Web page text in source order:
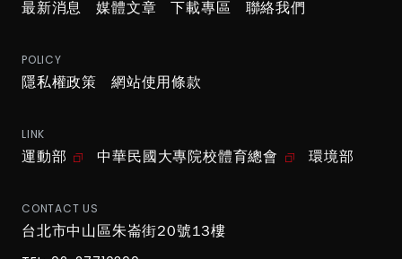
最新消息
媒體文章 下載專區 聯絡我們
POLICY
隱私權政策 網站使用條款
LINK
運動部 中華民國大專院校體育總會 環境部
CONTACT US
台北市中山區朱崙街20號13樓